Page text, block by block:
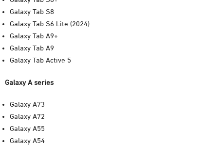
Galaxy Tab S8
Galaxy Tab S6 Lite (2024)
Galaxy Tab A9+
Galaxy Tab A9
Galaxy Tab Active 5
Galaxy A series
Galaxy A73
Galaxy A72
Galaxy A55
Galaxy A54